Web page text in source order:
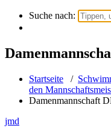
Suche nach:
Startseite /
den
Damenmannschaft
jmd